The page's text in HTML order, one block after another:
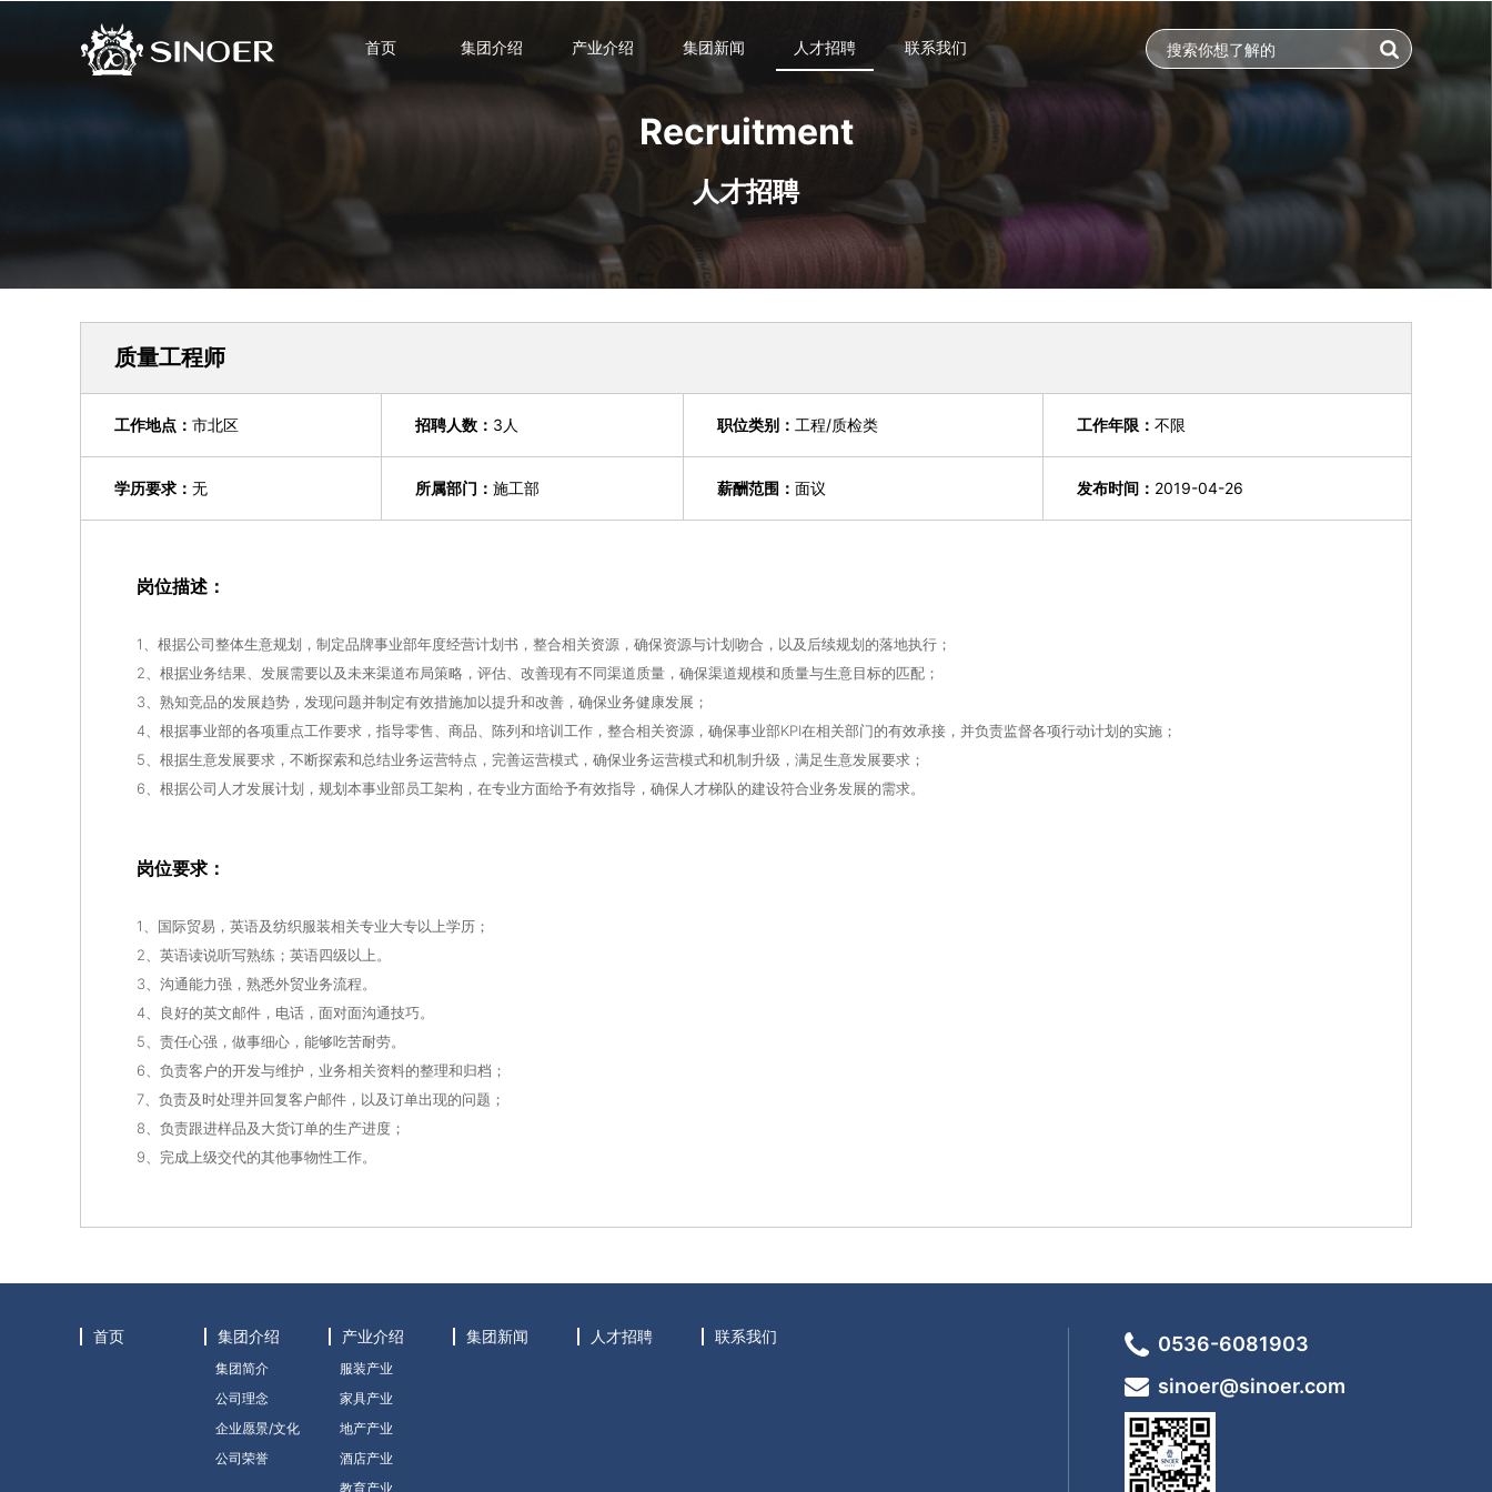
首页 集团介绍 产业介绍 集团新闻 人才招聘 联系我们
Recruitment
人才招聘
质量工程师
工作地点： 市北区 招聘人数： 3人 职位类别： 工程/质检类 工作年限： 不限
学历要求： 无 所属部门： 施工部 薪酬范围： 面议 发布时间： 2019-04-26
岗位描述：
1、根据公司整体生意规划，制定品牌事业部年度经营计划书，整合相关资源，确保资源与计划吻合，以及后续规划的落地执行；
2、根据业务结果、发展需要以及未来渠道布局策略，评估、改善现有不同渠道质量，确保渠道规模和质量与生意目标的匹配；
3、熟知竞品的发展趋势，发现问题并制定有效措施加以提升和改善，确保业务健康发展；
4、根据事业部的各项重点工作要求，指导零售、商品、陈列和培训工作，整合相关资源，确保事业部KPI在相关部门的有效承接，并负责监督各项行动计划的实施；
5、根据生意发展要求，不断探索和总结业务运营特点，完善运营模式，确保业务运营模式和机制升级，满足生意发展要求；
6、根据公司人才发展计划，规划本事业部员工架构，在专业方面给予有效指导，确保人才梯队的建设符合业务发展的需求。
岗位要求：
1、国际贸易，英语及纺织服装相关专业大专以上学历；
2、英语读说听写熟练；英语四级以上。
3、沟通能力强，熟悉外贸业务流程。
4、良好的英文邮件，电话，面对面沟通技巧。
5、责任心强，做事细心，能够吃苦耐劳。
6、负责客户的开发与维护，业务相关资料的整理和归档；
7、负责及时处理并回复客户邮件，以及订单出现的问题；
8、负责跟进样品及大货订单的生产进度；
9、完成上级交代的其他事物性工作。
首页 集团介绍
集团简介
公司理念
企业愿景/文化
公司荣誉
产业介绍
服装产业
家具产业
地产产业
酒店产业
教育产业
集团新闻 人才招聘 联系我们
0536-6081903
sinoer@sinoer.com